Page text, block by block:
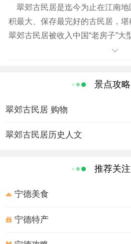
翠郊古民居是迄今为止在江南地
积最大、保存最完好的古民居，堪
翠郊古民居被收入中国“老房子”
界图书博览会上展示，引起国内
整体布局以三个三进合院为主体
古厝内代表江南建筑风格的木雕
清乾隆朝大学士刘墉与吴家关系
成，友谊长存。
景点攻略
翠郊古民居 购物
翠郊古民居历史人文
推荐关注
宁德美食
宁德特产